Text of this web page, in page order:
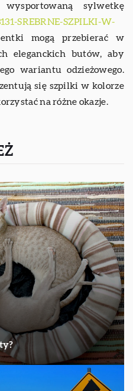
sylwetkę
SREBRNE-SZPILKI-W-
mogą przebierać w
eleganckich butów, aby
wariantu odzieżowego.
się szpilki w kolorze
na różne okazje.